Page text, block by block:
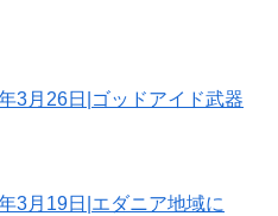
3月26日|ゴッドアイド武器
3月19日|エダニア地域に